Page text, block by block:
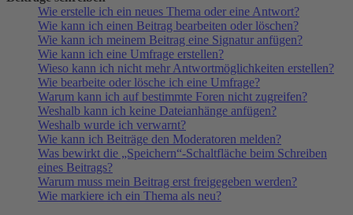
Wie erstelle ich ein neues Thema oder eine Antwort?
Wie kann ich einen Beitrag bearbeiten oder löschen?
Wie kann ich meinem Beitrag eine Signatur anfügen?
Wie kann ich eine Umfrage erstellen?
Wieso kann ich nicht mehr Antwortmöglichkeiten erstellen?
Wie bearbeite oder lösche ich eine Umfrage?
Warum kann ich auf bestimmte Foren nicht zugreifen?
Weshalb kann ich keine Dateianhänge anfügen?
Weshalb wurde ich verwarnt?
Wie kann ich Beiträge den Moderatoren melden?
Was bewirkt die „Speichern“-Schaltfläche beim Schreiben
eines Beitrags?
Warum muss mein Beitrag erst freigegeben werden?
Wie markiere ich ein Thema als neu?